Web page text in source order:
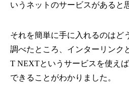
いうネットのサービスがあると
それを簡単に手に入れるのはど
調べたところ、インターリンク
T NEXTというサービスを使え
できることがわかりました。